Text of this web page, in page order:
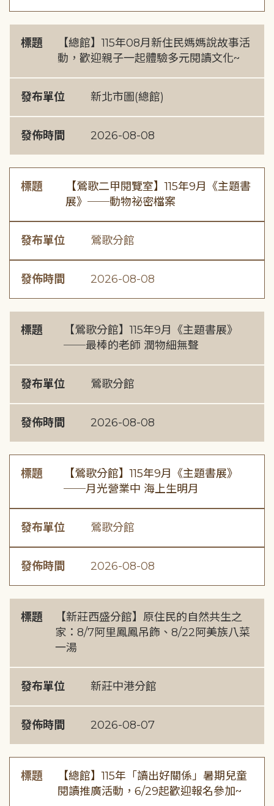
標題
【總館】115年08月新住民媽媽說故事活
動，歡迎親子一起體驗多元閱讀文化~
發布單位 新北市圖(總館)
發佈時間 2026-08-08
標題
【鶯歌二甲閱覽室】115年9月《主題書
展》──動物祕密檔案
發布單位 鶯歌分館
發佈時間 2026-08-08
標題
【鶯歌分館】115年9月《主題書展》
──最棒的老師 潤物細無聲
發布單位 鶯歌分館
發佈時間 2026-08-08
標題
【鶯歌分館】115年9月《主題書展》
──月光營業中 海上生明月
發布單位 鶯歌分館
發佈時間 2026-08-08
標題
【新莊西盛分館】原住民的自然共生之
家：8/7阿里鳳鳳吊飾、8/22阿美族八菜
一湯
發布單位 新莊中港分館
發佈時間 2026-08-07
標題
【總館】115年「讀出好關係」暑期兒童
閱讀推廣活動，6/29起歡迎報名參加~